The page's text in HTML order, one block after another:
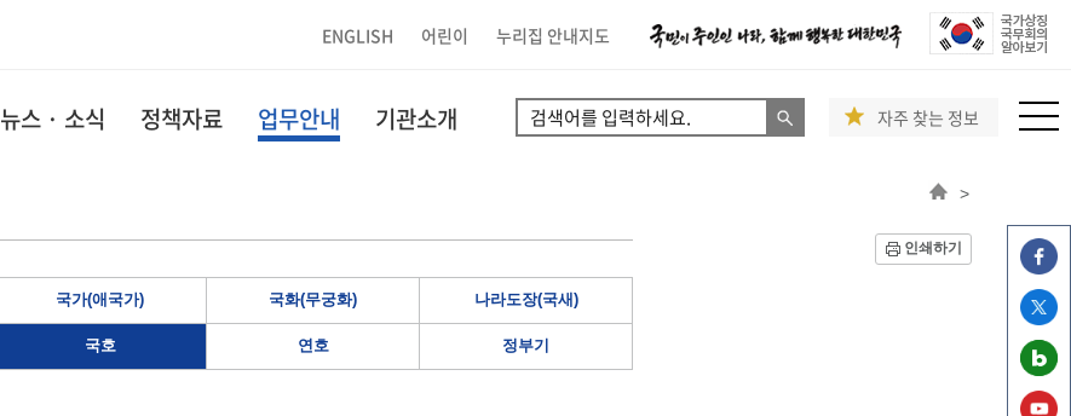
ENGLISH 어린이 누리집 안내지도
뉴스 · 소식 정책자료 업무안내 기관소개 자주 찾는 정보
>
인쇄하기
국가(애국가) 국화(무궁화) 나라도장(국새)
국호 연호 정부기